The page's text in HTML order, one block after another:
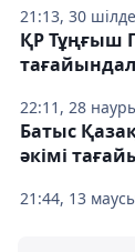
21:13, 30
22:11, 28
ҚР Тұңғыш
21:44, 13
Батыс
әкімі